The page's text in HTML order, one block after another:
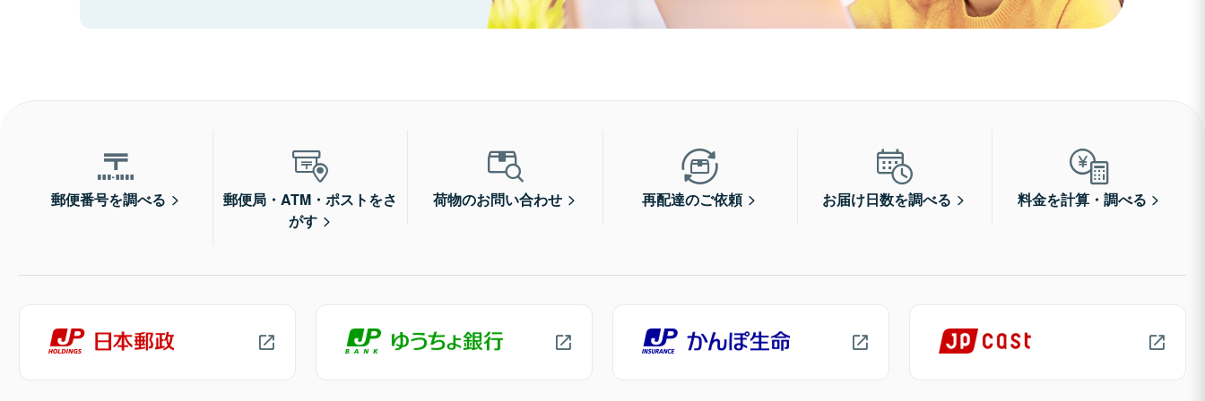
郵便番号を調べる
郵便局・ATM・ポストをさ
がす
荷物のお問い合わせ 再配達のご依頼 お届け日数を調べる 料金を計算・調べる